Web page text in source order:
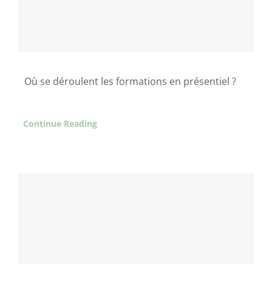
Où se déroulent les formations en présentiel ?
Continue Reading